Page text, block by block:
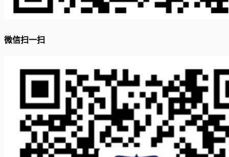
微信扫一扫